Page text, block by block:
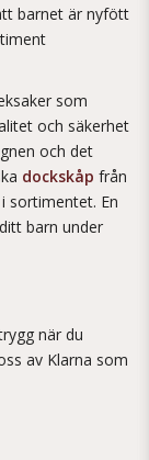
barnet är nyfött
som
och säkerhet
och det
dockskåp från
sortimentet. En
barn under
när du
av Klarna som